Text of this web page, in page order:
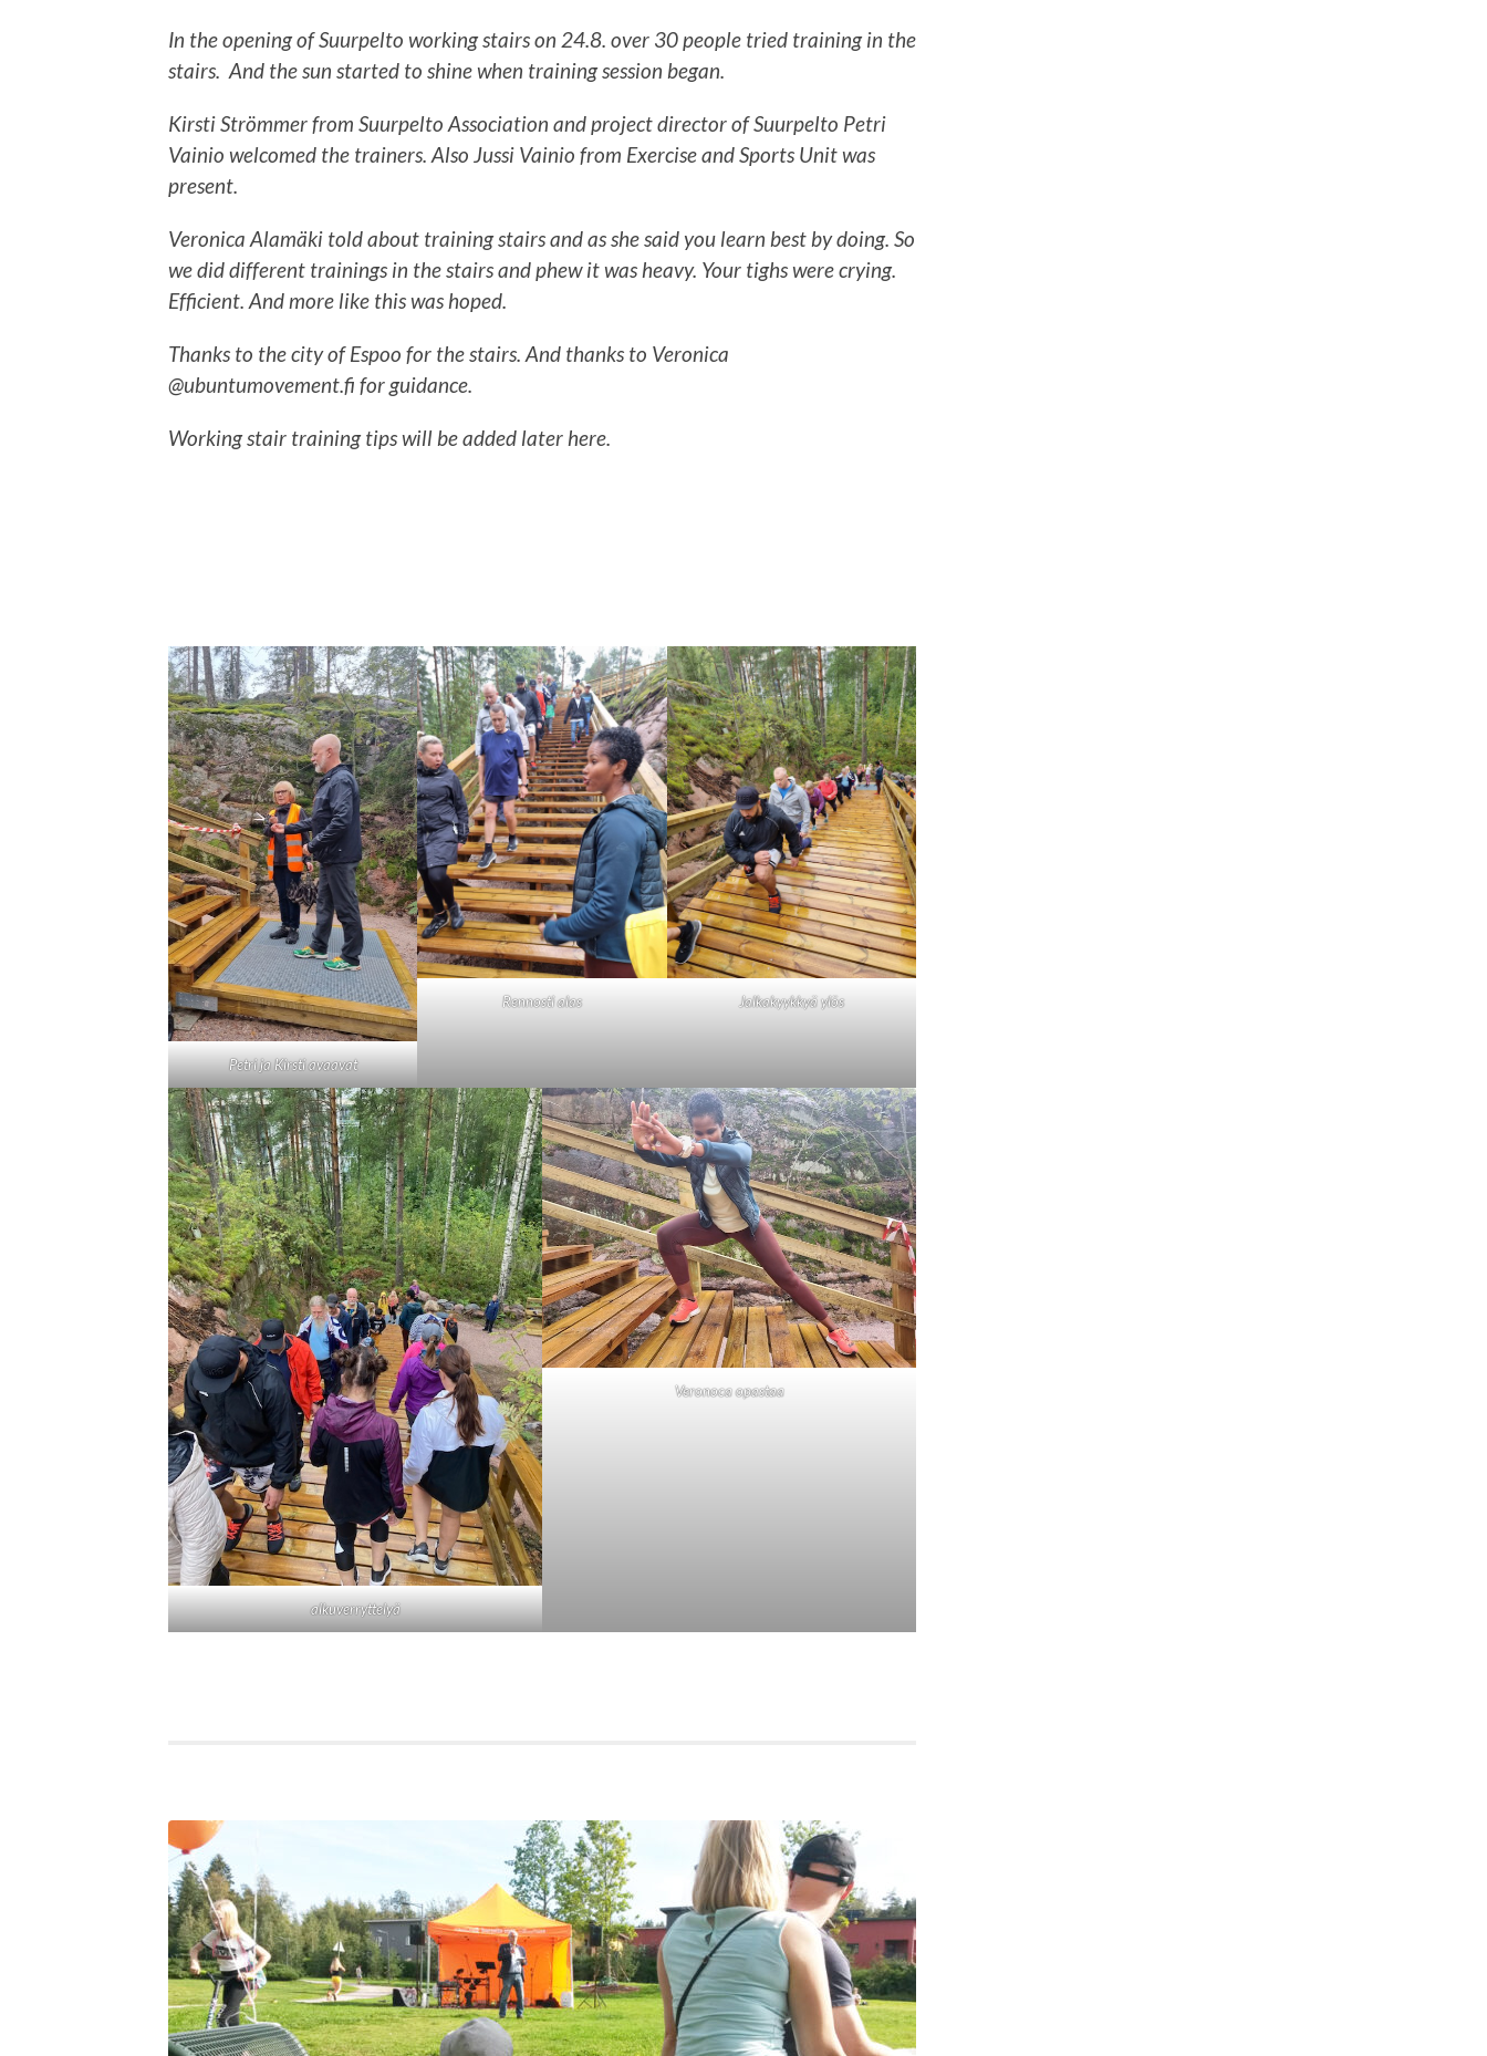
In the opening of Suurpelto working stairs on 24.8. over 30 people tried training in the
stairs. And the sun started to shine when training session began.
Kirsti Strömmer from Suurpelto Association and project director of Suurpelto Petri
Vainio welcomed the trainers. Also Jussi Vainio from Exercise and Sports Unit was
present.
Veronica Alamäki told about training stairs and as she said you learn best by doing. So
we did different trainings in the stairs and phew it was heavy. Your tighs were crying.
Efficient. And more like this was hoped.
Thanks to the city of Espoo for the stairs. And thanks to Veronica
@ubuntumovement.fi for guidance.
Working stair training tips will be added later here.
Petri ja Kirsti avaavat
Rennosti alas Jalkakyykkyä ylös
alkuverryttelyä
Veronoca opastaa